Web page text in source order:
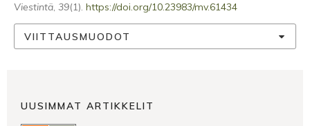
Viestintä, 39(1). https://doi.org/10.23983/mv.61434
VIITTAUSMUODOT
UUSIMMAT ARTIKKELIT